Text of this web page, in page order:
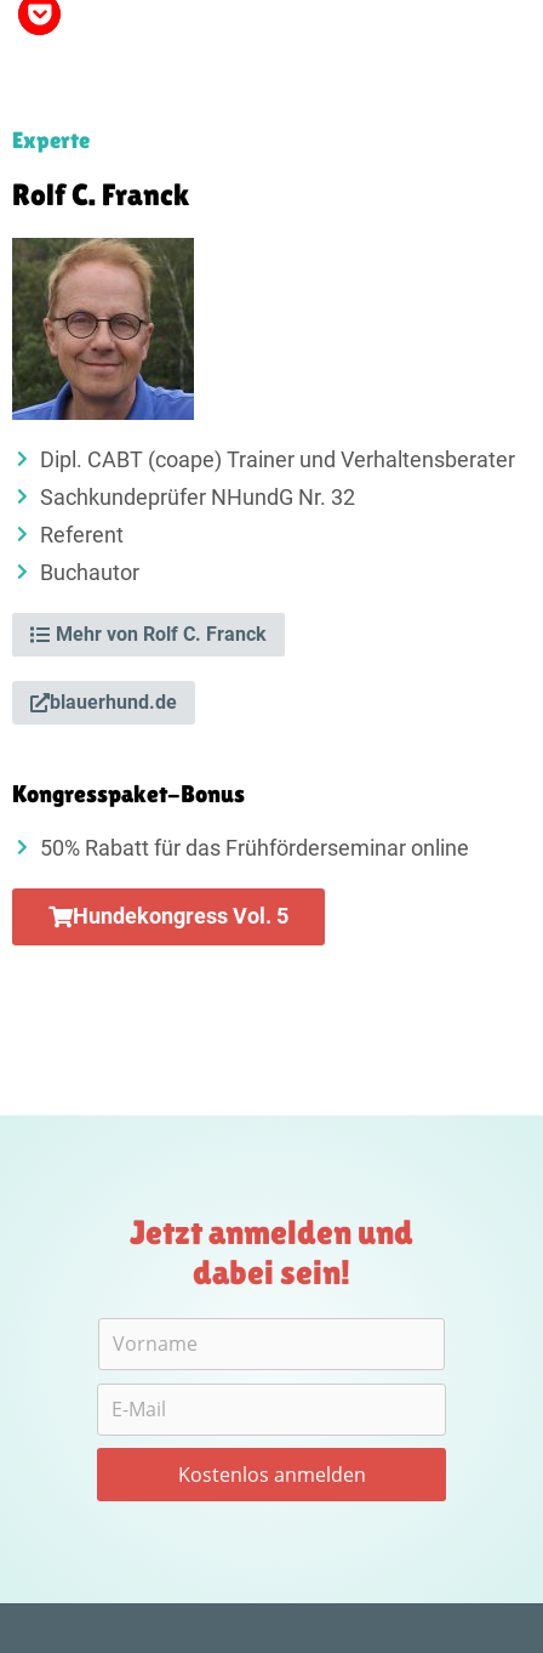
Experte
Rolf C. Franck
Dipl. CABT (coape) Trainer und Verhaltensberater
Sachkundeprüfer NHundG Nr. 32
Referent
Buchautor
Mehr von Rolf C. Franck
blauerhund.de
Kongresspaket-Bonus
50% Rabatt für das Frühförderseminar online
Hundekongress Vol. 5
Jetzt anmelden und
dabei sein!